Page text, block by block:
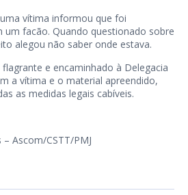
vítima informou que foi
um facão. Quando questionado sobre
alegou não saber onde estava.
e encaminhado à Delegacia
a vítima e o material apreendido,
as medidas legais cabíveis.
Ascom/CSTT/PMJ